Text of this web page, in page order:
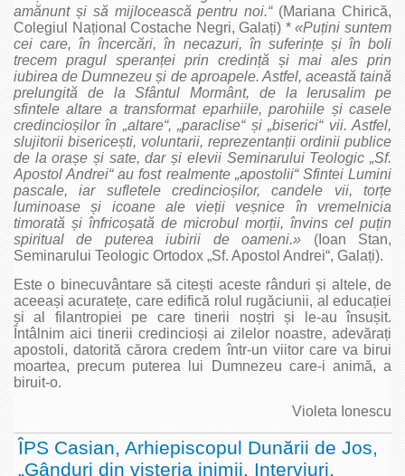
amănunt și să mijlocească pentru noi.“ (Mariana Chirică,
Colegiul Național Costache Negri, Galați) *«Puțini suntem
cei care, în încercări, în necazuri, în suferințe și în boli
trecem pragul speranței prin credință și mai ales prin
iubirea de Dumnezeu și de aproapele. Astfel, această taină
prelungită de la Sfântul Mormânt, de la Ierusalim pe
sfintele altare a transformat eparhiile, parohiile și casele
credincioșilor în „altare“, „paraclise“ și „biserici“ vii. Astfel,
slujitorii bisericești, voluntarii, reprezentanții ordinii publice
de la orașe și sate, dar și elevii Seminarului Teologic „Sf.
Apostol Andrei“ au fost realmente „apostolii“ Sfintei Lumini
pascale, iar sufletele credincioșilor, candele vii, torțe
luminoase și icoane ale vieții veșnice în vremelnicia
timorată și înfricoșată de microbul morții, învins cel puțin
spiritual de puterea iubirii de oameni.» (Ioan Stan,
Seminarului Teologic Ortodox „Sf. Apostol Andrei“, Galați).
Este o binecuvântare să ci­tești aceste rânduri și altele, de
aceeași acuratețe, care edifică rolul rugăciunii, al educației
și al filantropiei pe care tinerii noștri și le‑au însușit.
Întâlnim aici tinerii credincioși ai zilelor noastre, adevărați
apostoli, datorită cărora credem într‑un viitor care va birui
moartea, precum puterea lui Dumnezeu care‑i animă, a
biruit‑o.
Violeta Ionescu
ÎPS Casian, Arhiepiscopul Dunării de Jos,
„Gânduri din visteria inimii. Interviuri,